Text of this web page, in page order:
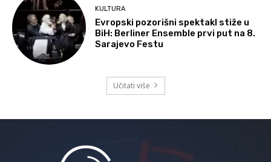
KULTURA
Evropski pozorišni spektakl stiže u
BiH: Berliner Ensemble prvi put na 8.
Sarajevo Festu
Učitati više